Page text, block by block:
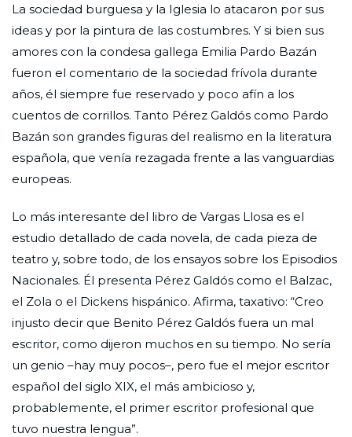
La sociedad burguesa y la Iglesia lo atacaron por sus
ideas y por la pintura de las costumbres. Y si bien sus
amores con la condesa gallega Emilia Pardo Bazán
fueron el comentario de la sociedad frívola durante
años, él siempre fue reservado y poco afín a los
cuentos de corrillos. Tanto Pérez Galdós como Pardo
Bazán son grandes figuras del realismo en la literatura
española, que venía rezagada frente a las vanguardias
europeas.
Lo más interesante del libro de Vargas Llosa es el
estudio detallado de cada novela, de cada pieza de
teatro y, sobre todo, de los ensayos sobre los Episodios
Nacionales. Él presenta Pérez Galdós como el Balzac,
el Zola o el Dickens hispánico. Afirma, taxativo: “Creo
injusto decir que Benito Pérez Galdós fuera un mal
escritor, como dijeron muchos en su tiempo. No sería
un genio –hay muy pocos–, pero fue el mejor escritor
español del siglo XIX, el más ambicioso y,
probablemente, el primer escritor profesional que
tuvo nuestra lengua”.